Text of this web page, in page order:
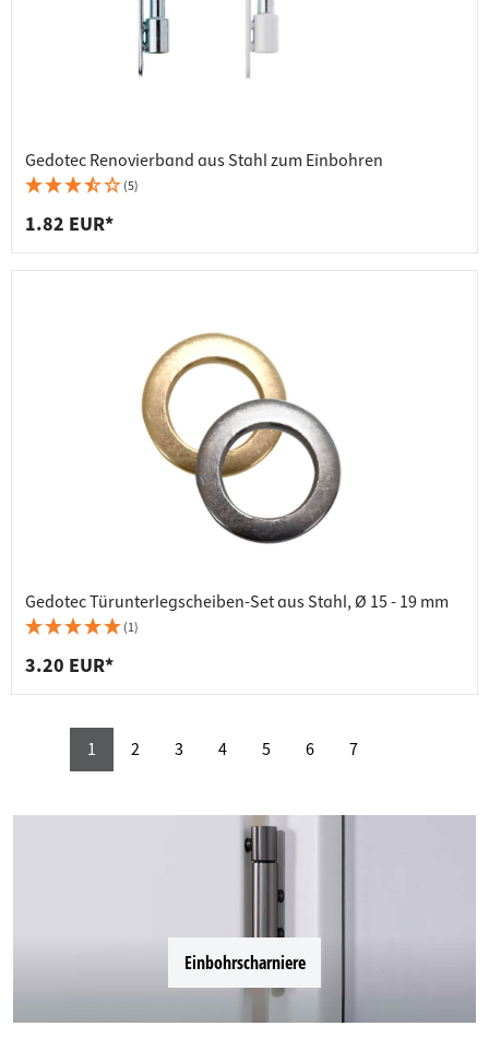
Gedotec Renovierband aus Stahl zum Einbohren
(5)
1.82 EUR*
Gedotec Türunterlegscheiben-Set aus Stahl, Ø 15 - 19 mm
(1)
3.20 EUR*
1 2 3 4 5 6 7
Einbohrscharniere